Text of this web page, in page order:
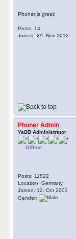
Phoner is great!
Posts: 14
Joined: 29. Nov 2012
Phoner Admin
YaBB Administrator
Offline
Posts: 11822
Location: Germany
Joined: 12. Oct 2003
Gender: